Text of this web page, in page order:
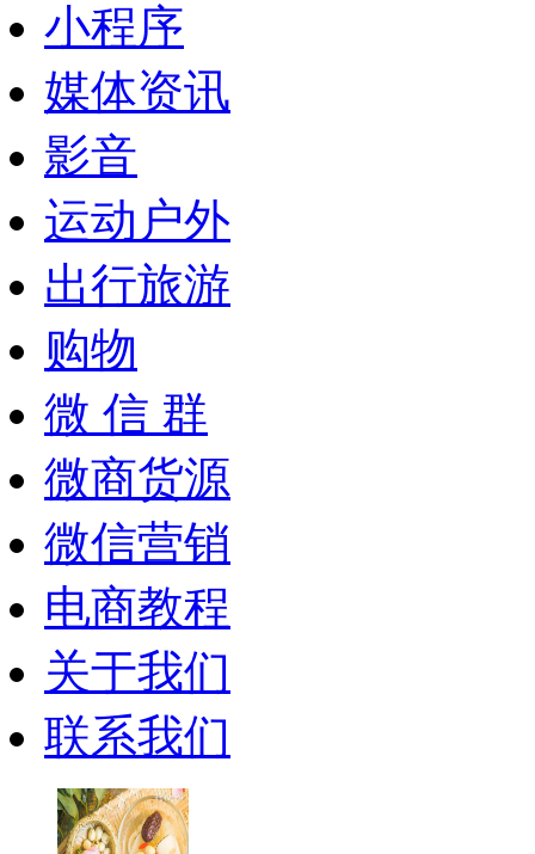
小程序
媒体资讯
影音
运动户外
出行旅游
购物
微 信 群
微商货源
微信营销
电商教程
关于我们
联系我们